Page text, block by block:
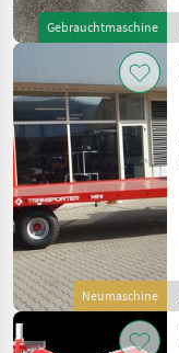
Gebrauchtmaschine
Neumaschine